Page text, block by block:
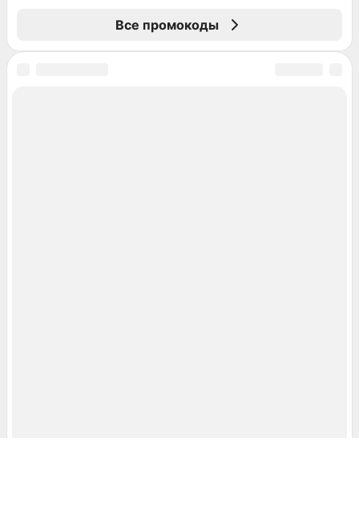
Все промокоды